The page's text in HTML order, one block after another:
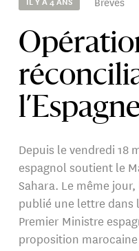
Depuis le vendredi 18
espagnol soutient le
Sahara. Le même
publié une lettre dans
Premier Ministre
proposition